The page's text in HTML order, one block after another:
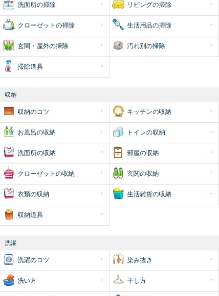
洗面所の掃除 リビングの掃除
クローゼットの掃除 生活用品の掃除
玄関・屋外の掃除 汚れ別の掃除
掃除道具
収納
収納のコツ キッチンの収納
お風呂の収納 トイレの収納
洗面所の収納 部屋の収納
クローゼットの収納 玄関の収納
衣類の収納 生活雑貨の収納
収納道具
洗濯
洗濯のコツ 染み抜き
洗い方 干し方